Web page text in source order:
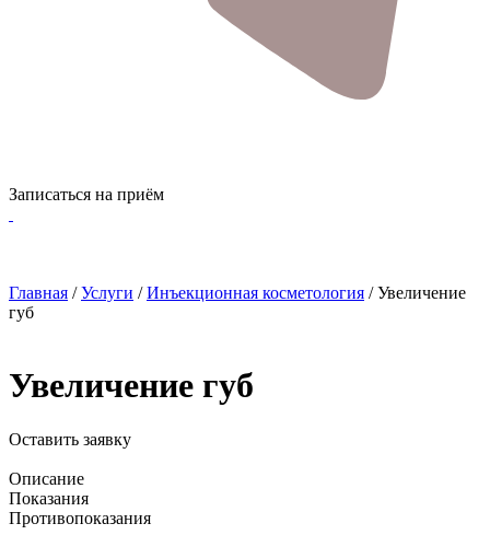
Записаться на приём
Главная /Услуги /Инъекционная косметология /Увеличение
губ
Увеличение губ
Оставить заявку
Описание
Показания
Противопоказания